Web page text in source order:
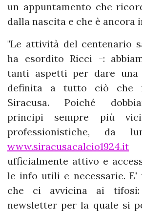
un appuntamento che
dalla nascita e che è ancora
"Le attività del centenario
ha esordito Ricci -:
tanti aspetti per dare una
definita a tutto ciò che
Siracusa. Poiché
principi sempre più
professionistiche, da
www.siracusacalcio1924.it
ufficialmente attivo e
le info utili e necessarie. E'
che ci avvicina ai
newsletter per la quale si